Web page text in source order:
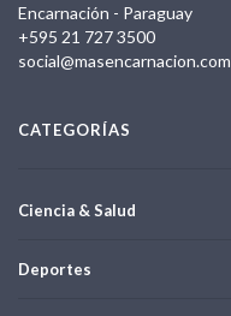
Encarnación - Paraguay
+595 21 727 3500
social@masencarnacion.com
CATEGORÍAS
Ciencia & Salud
Deportes